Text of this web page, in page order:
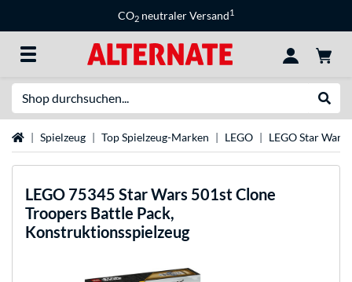
CO2 neutraler Versand1
StartseiteSpielzeug Top Spielzeug-Marken LEGO LEGO Star Wars
LEGO 75345 Star Wars 501st Clone
Troopers Battle Pack,
Konstruktionsspielzeug